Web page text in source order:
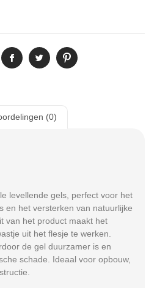
(0)
levellende gels, perfect voor het
en het versterken van natuurlijke
van het product maakt het
uit het flesje te werken.
de gel duurzamer is en
schade. Ideaal voor opbouw,